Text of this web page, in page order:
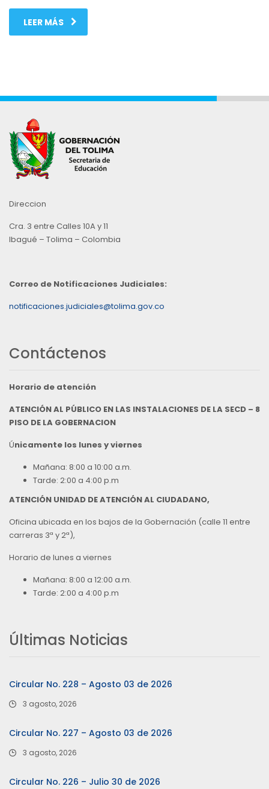
LEER MÁS
Direccion
Cra. 3 entre Calles 10A y 11
Ibagué – Tolima – Colombia
Correo de Notificaciones Judiciales:
notificaciones.judiciales@tolima.gov.co
Contáctenos
Horario de atención
ATENCIÓN AL PÚBLICO EN LAS INSTALACIONES DE LA SECD – 8
PISO DE LA GOBERNACION
Únicamente los lunes y viernes
Mañana: 8:00 a 10:00 a.m.
Tarde: 2:00 a 4:00 p.m
ATENCIÓN UNIDAD DE ATENCIÓN AL CIUDADANO,
Oficina ubicada en los bajos de la Gobernación (calle 11 entre
carreras 3ª y 2ª),
Horario de lunes a viernes
Mañana: 8:00 a 12:00 a.m.
Tarde: 2:00 a 4:00 p.m
Últimas Noticias
Circular No. 228 – Agosto 03 de 2026
3 agosto, 2026
Circular No. 227 – Agosto 03 de 2026
3 agosto, 2026
Circular No. 226 – Julio 30 de 2026